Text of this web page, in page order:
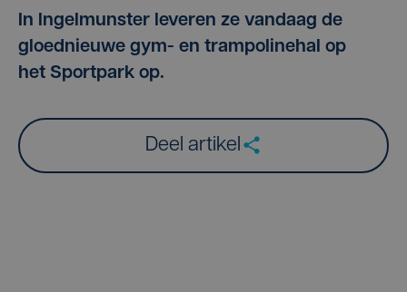
In Ingelmunster leveren ze vandaag de
gloednieuwe gym- en trampolinehal op
het Sportpark op.
Deel artikel